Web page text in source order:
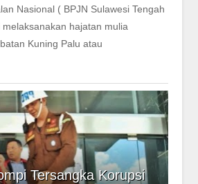
Nasional ( BPJN Sulawesi Tengah
hajatan mulia
Kuning Palu atau
Tersangka Korupsi